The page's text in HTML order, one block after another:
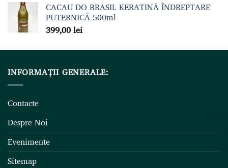
CACAU DO BRASIL KERATINĂ ÎNDREPTARE
PUTERNICĂ 500ml
399,00lei
INFORMAȚII GENERALE:
Contacte
Despre Noi
Evenimente
Sitemap